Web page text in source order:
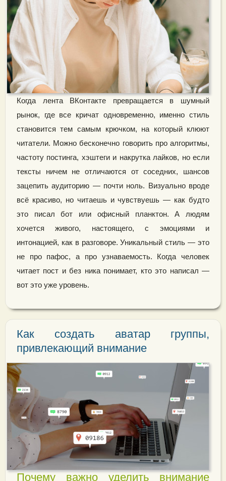
Когда лента ВКонтакте превращается в шумный
рынок, где все кричат одновременно, именно стиль
становится тем самым крючком, на который клюют
читатели. Можно бесконечно говорить про алгоритмы,
частоту постинга, хэштеги и накрутка лайков, но если
тексты ничем не отличаются от соседних, шансов
зацепить аудиторию — почти ноль. Визуально вроде
всё красиво, но читаешь и чувствуешь — как будто
это писал бот или офисный планктон. А людям
хочется живого, настоящего, с эмоциями и
интонацией, как в разговоре. Уникальный стиль — это
не про пафос, а про узнаваемость. Когда человек
читает пост и без ника понимает, кто это написал —
вот это уже уровень.
Как создать аватар группы,
привлекающий внимание
Почему важно уделить внимание